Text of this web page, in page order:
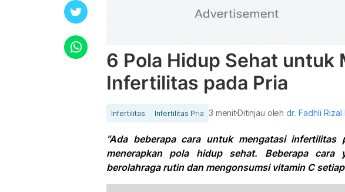
6 Pola Hidup Sehat untuk
Infertilitas pada Pria
Infertilitas Infertilitas Pria 3 menitDitinjau olehdr. Fadhli Rizal
“Ada beberapa cara untuk mengatasi infertilitas
menerapkan pola hidup sehat. Beberapa cara
berolahraga rutin dan mengonsumsi vitamin C setiap